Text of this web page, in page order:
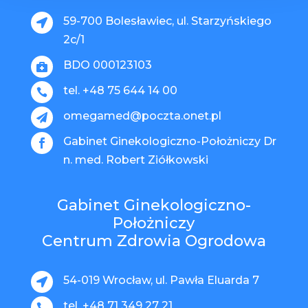

59-700 Bolesławiec, ul. Starzyńskiego
2c/1
 BDO 000123103
 tel. +48 75 644 14 00
 omegamed@poczta.onet.pl

Gabinet Ginekologiczno-Położniczy Dr
n. med. Robert Ziółkowski
Gabinet Ginekologiczno-
Położniczy
Centrum Zdrowia Ogrodowa
 54-019 Wrocław, ul. Pawła Eluarda 7